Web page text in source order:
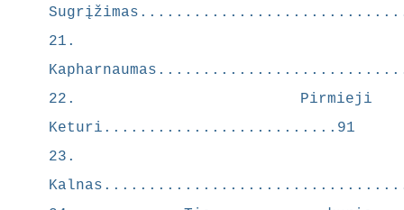
atėjęs
apversti
žmogiškųjų
vertybių.
Pamokslas
tampa
manifestu,
21.
22. Pirmieji
Keturi..........................91
23.